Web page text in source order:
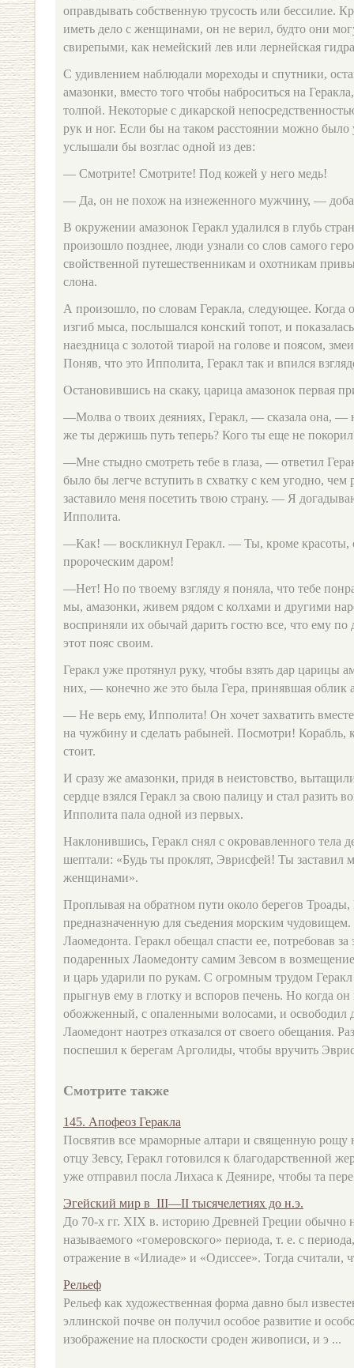
оправдывать собственную трусость или бессилие.
иметь дело с женщинами, он не верил, будто они
свирепыми, как немейский лев или лернейская
С удивлением наблюдали мореходы и спутники,
амазонки, вместо того чтобы наброситься на
толпой. Некоторые с дикарской
рук и ног. Если бы на таком расстоянии можно было
услышали бы возглас одной из дев:
— Смотрите! Смотрите! Под кожей у него медь!
— Да, он не похож на изнеженного мужчину, —
В окружении амазонок Геракл удалился в глубь
произошло позднее, люди узнали со слов самого
свойственной путешественникам и охотникам
слона.
А произошло, по словам Геракла, следующее. Когда
изгиб мыса, послышался конский топот, и
наездница с золотой тиарой на голове и поясом,
Поняв, что это Ипполита, Геракл так и впился
Остановившись на скаку, царица амазонок первая
—Молва о твоих деяниях, Геракл, — сказала она, —
же ты держишь путь теперь? Кого ты еще не
—Мне стыдно смотреть тебе в глаза, — ответил
было бы легче вступить в схватку с кем угодно, чем
заставило меня посетить твою страну. — Я
Ипполита.
—Как! — воскликнул Геракл. — Ты, кроме красоты,
пророческим даром!
—Нет! Но по твоему взгляду я поняла, что тебе
мы, амазонки, живем рядом с колхами и другими
восприняли их обычай дарить гостю все, что ему
этот пояс своим.
Геракл уже протянул руку, чтобы взять дар царицы
них, — конечно же это была Гера, принявшая облик
— Не верь ему, Ипполита! Он хочет захватить
на чужбину и сделать рабыней. Посмотри! Корабль,
стоит.
И сразу же амазонки, придя в неистовство,
сердце взялся Геракл за свою палицу и стал разить
Ипполита пала одной из первых.
Наклонившись, Геракл снял с окровавленного тела
шептали: «Будь ты проклят, Эврисфей! Ты заставил
женщинами».
Проплывая на обратном пути около берегов Троады,
предназначенную для съедения морским
Лаомедонта. Геракл обещал спасти ее, потребовав
подаренных Лаомедонту самим Зевсом в
и царь ударили по рукам. С огромным трудом
прыгнув ему в глотку и вспоров печень. Но когда он
обожженный, с опаленными волосами, и освободил
Лаомедонт наотрез отказался от своего обещания.
поспешил к берегам Арголиды, чтобы вручить
Смотрите также
145. Апофеоз Геракла
Посвятив все мраморные алтари и священную рощу
отцу Зевсу, Геракл готовился к благодарственной
уже отправил посла Лихаса к Деянире, чтобы та
Эгейский мир в III—II тысячелетиях до н.э.
До 70-х гг. XIX в. историю Древней Греции обычно
называемого «гомеровского» периода, т. е. с
отражение в «Илиаде» и «Одиссее». Тогда считали,
Рельеф
Рельеф как художественная форма давно был
эллинской почве он получил особое развитие и
изображение на плоскости сроден живописи, и э ...